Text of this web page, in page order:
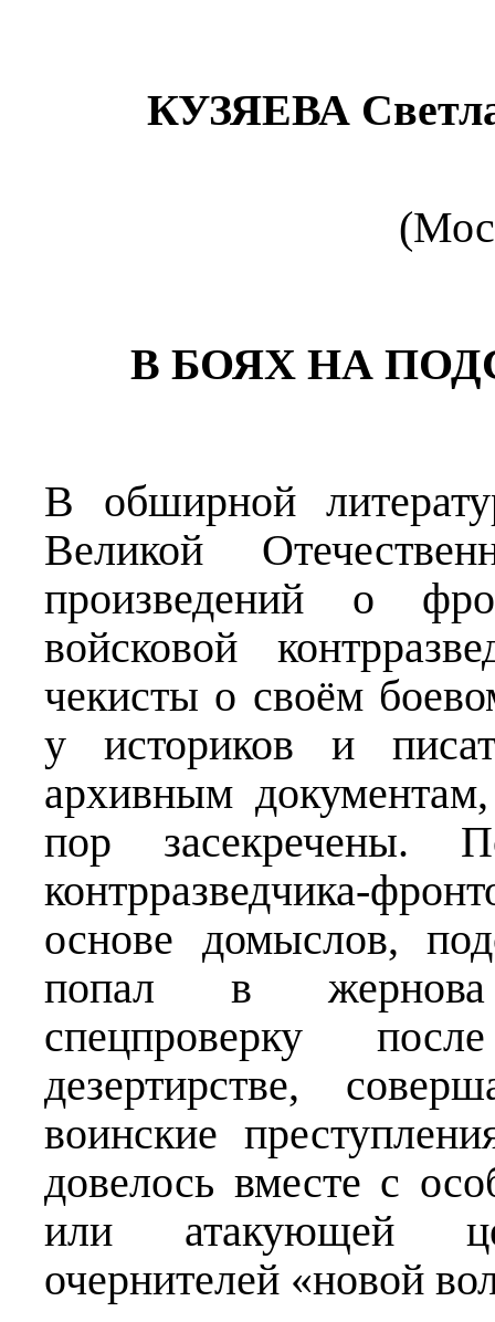
КУЗЯЕВА
В БОЯХ НА
В обширной
Великой
произведений о
войсковой
чекисты о своём
у историков и
архивным
пор засекречены.
контрразведчика-
основе домыслов,
попал в жернова
спецпроверку
дезертирстве,
воинские
довелось вместе с
или атакующей
очернителей «новой